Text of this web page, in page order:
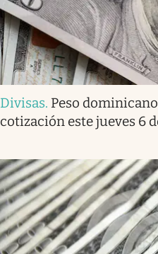
Divisas. Peso
cotización este jueves 6